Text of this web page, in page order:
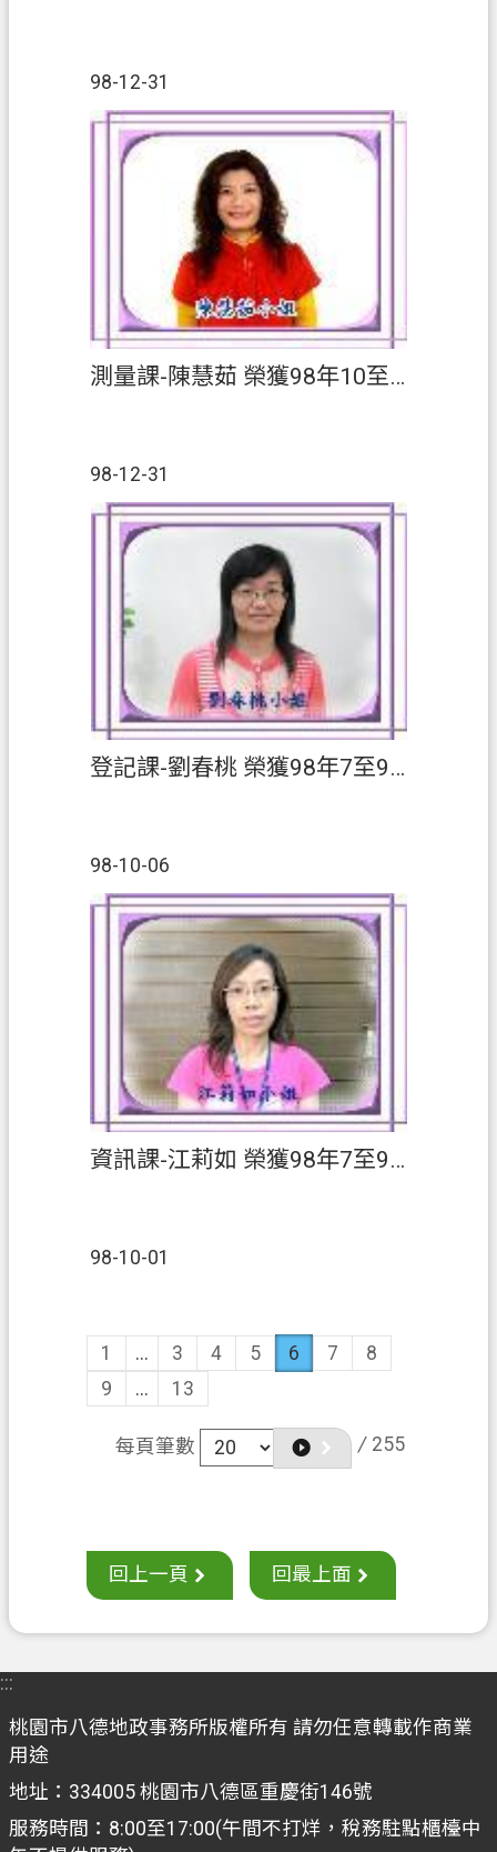
98-12-31
測量課-陳慧茹 榮獲98年10至12月【績優人員】
98-12-31
登記課-劉春桃 榮獲98年7至9月【績優人員】
98-10-06
資訊課-江莉如 榮獲98年7至9月【績優人員】
98-10-01
1 ... 3 4 5 6 7
8
9
... 13
每頁筆數 / 255
回上一頁 回最上面
:::
桃園市八德地政事務所版權所有 請勿任意轉載作商業
用途
地址：334005 桃園市八德區重慶街146號
服務時間：8:00至17:00(午間不打烊，稅務駐點櫃檯中